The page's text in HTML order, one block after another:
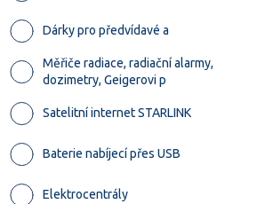
Dárky pro předvídavé a
Měřiče radiace, radiační alarmy,
dozimetry, Geigerovi p
Satelitní internet STARLINK
Baterie nabíjecí přes USB
Elektrocentrály